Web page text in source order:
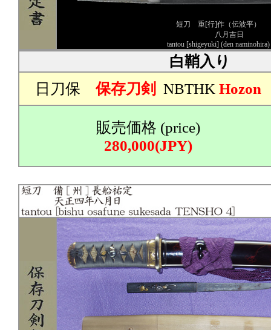
短刀 重[行]作（伝波平）
八月吉日
tantou [shigeyuki] (den naminohira)
白鞘入り
日刀保 保存刀剣 NBTHK Hozon
販売価格 (price)
280,000(JPY)